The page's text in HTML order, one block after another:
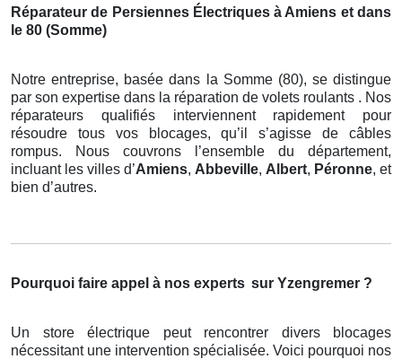
Réparateur de Persiennes Électriques à Amiens et dans
le 80 (Somme)
Notre entreprise, basée dans la Somme (80), se distingue
par son expertise dans la réparation de volets roulants . Nos
réparateurs qualifiés interviennent rapidement pour
résoudre tous vos blocages, qu’il s’agisse de câbles
rompus. Nous couvrons l’ensemble du département,
incluant les villes d’Amiens, Abbeville, Albert, Péronne, et
bien d’autres.
Pourquoi faire appel à nos experts sur Yzengremer ?
Un store électrique peut rencontrer divers blocages
nécessitant une intervention spécialisée. Voici pourquoi nos